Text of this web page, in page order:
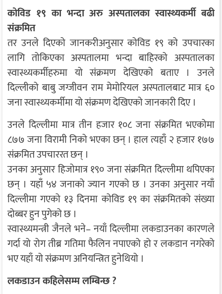
कोविड १९ का भन्दा अरु अस्पतालका स्वास्थ्यकर्मी बढी
संक्रमित
तर उनले दिएको जानकरीअनुसार कोविड १९ को उपचारका
लागि तोकिएका अस्पतालमा भन्दा बाहिरको अस्पतालका
स्वास्थ्यकर्मीहरुमा यो संक्रमण देखिएको बताए । उनले
दिल्लीको बाबु जग्जीवन राम मेमोरियल अस्पतालबाट मात्र ६०
जना स्वास्थ्यकर्मीमा यो संक्रमण देखिएको जानकारी दिए ।
उनले दिल्लीमा मात्र तीन हजार १०८ जना संक्रमित भएकोमा
८७७ जना विरामी निको भएका छन् । हाल त्यहाँ २ हजार १७७
संक्रमित उपचाररत छन् ।
उनका अनुसार हिजोमात्र १९० जना संक्रमित दिल्लीमा थपिएका
छन् । यहाँ ५४ जनाको ज्यान गएको छ । उनका अनुसार नयाँ
दिल्लीमा गएको १३ दिनमा कोविड १९ का संक्रमितको संख्या
दोब्बर हुन पुगेको छ ।
स्वास्थ्यमन्त्री जैनले भने– नयाँ दिल्लीमा लकडाउनका कारणले
गर्दा यो रोग तीब्र गतिमा फैलिन नपाएको हो र लकडान नगरेको
भए यहाँ यो संक्रमण अनियन्त्रित हुनेथियो ।
लकडाउन कहिलेसम्म लम्बिन्छ ?